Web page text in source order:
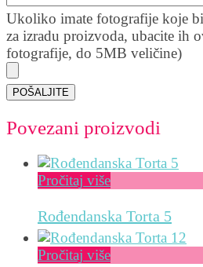
Ukoliko imate fotografije koje
za izradu proizvoda, ubacite ih
fotografije, do 5MB veličine)
Povezani proizvodi
Pročitaj više
Rođendanska Torta 5
Pročitaj više